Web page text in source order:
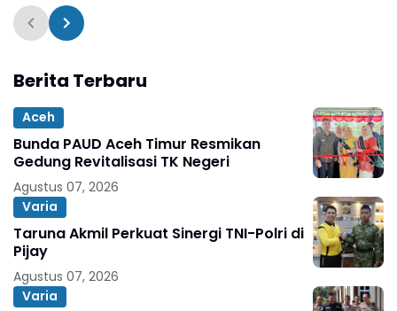
Berita Terbaru
Aceh
Bunda PAUD Aceh Timur Resmikan
Gedung Revitalisasi TK Negeri
Agustus 07, 2026
Varia
Taruna Akmil Perkuat Sinergi TNI-Polri di
Pijay
Agustus 07, 2026
Varia